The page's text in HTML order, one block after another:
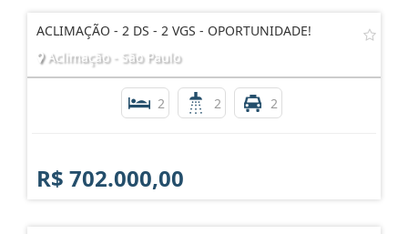
ACLIMAÇÃO - 2 DS - 2 VGS - OPORTUNIDADE!
Aclimação - São Paulo
2 2 2
R$ 702.000,00